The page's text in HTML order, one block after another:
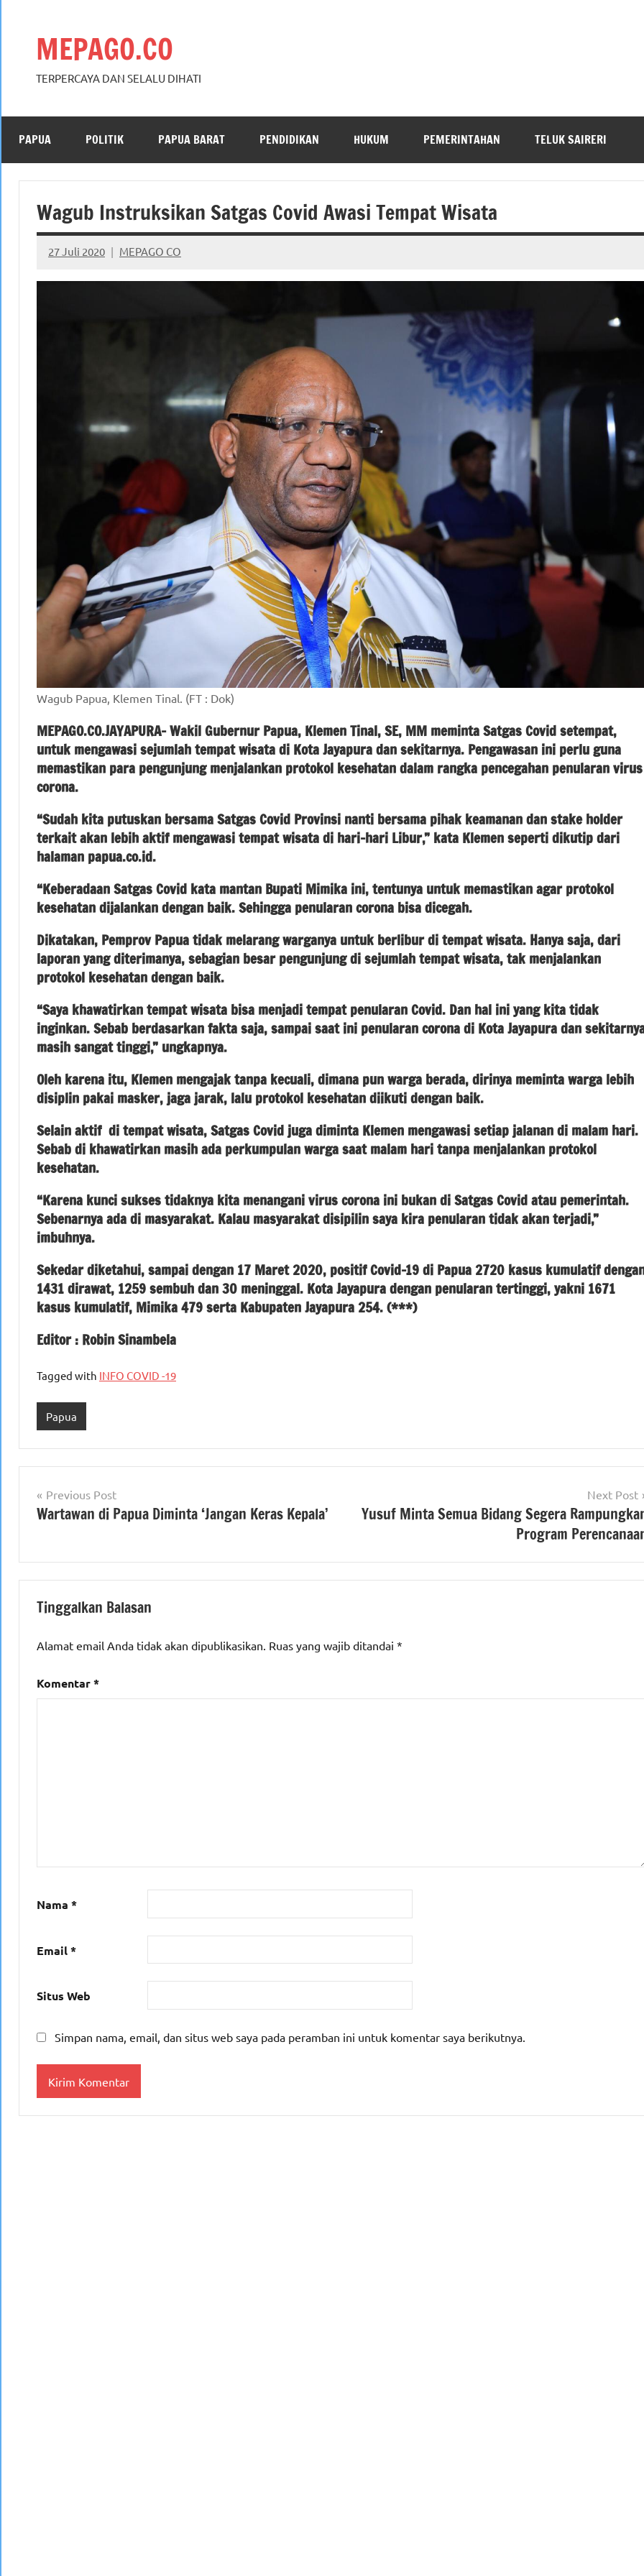
MEPAGO.CO
TERPERCAYA DAN SELALU DIHATI
PAPUA POLITIK PAPUA BARAT PENDIDIKAN HUKUM PEMERINTAHAN TELUK SAIRERI
Wagub Instruksikan Satgas Covid Awasi Tempat Wisata
27 Juli 2020 MEPAGO CO
No
comments
Wagub Papua, Klemen Tinal. (FT : Dok)
MEPAGO.CO.JAYAPURA- Wakil Gubernur Papua, Klemen Tinal, SE, MM meminta Satgas Covid setempat,
untuk mengawasi sejumlah tempat wisata di Kota Jayapura dan sekitarnya. Pengawasan ini perlu guna
memastikan para pengunjung menjalankan protokol kesehatan dalam rangka pencegahan penularan virus
corona.
“Sudah kita putuskan bersama Satgas Covid Provinsi nanti bersama pihak keamanan dan stake holder
terkait akan lebih aktif mengawasi tempat wisata di hari-hari Libur,” kata Klemen seperti dikutip dari
halaman papua.co.id.
“Keberadaan Satgas Covid kata mantan Bupati Mimika ini, tentunya untuk memastikan agar protokol
kesehatan dijalankan dengan baik. Sehingga penularan corona bisa dicegah.
Dikatakan, Pemprov Papua tidak melarang warganya untuk berlibur di tempat wisata. Hanya saja, dari
laporan yang diterimanya, sebagian besar pengunjung di sejumlah tempat wisata, tak menjalankan
protokol kesehatan dengan baik.
“Saya khawatirkan tempat wisata bisa menjadi tempat penularan Covid. Dan hal ini yang kita tidak
inginkan. Sebab berdasarkan fakta saja, sampai saat ini penularan corona di Kota Jayapura dan
masih sangat tinggi,” ungkapnya.
Oleh karena itu, Klemen mengajak tanpa kecuali, dimana pun warga berada, dirinya meminta warga lebih
disiplin pakai masker, jaga jarak, lalu protokol kesehatan diikuti dengan baik.
Selain aktif di tempat wisata, Satgas Covid juga diminta Klemen mengawasi setiap jalanan di malam hari.
Sebab di khawatirkan masih ada perkumpulan warga saat malam hari tanpa menjalankan protokol
kesehatan.
“Karena kunci sukses tidaknya kita menangani virus corona ini bukan di Satgas Covid atau pemerintah.
Sebenarnya ada di masyarakat. Kalau masyarakat disipilin saya kira penularan tidak akan terjadi,”
imbuhnya.
Sekedar diketahui, sampai dengan 17 Maret 2020, positif Covid-19 di Papua 2720 kasus kumulatif
1431 dirawat, 1259 sembuh dan 30 meninggal. Kota Jayapura dengan penularan tertinggi, yakni 1671
kasus kumulatif, Mimika 479 serta Kabupaten Jayapura 254. (***)
Editor : Robin Sinambela
Tagged with INFO COVID -19
Papua
Navigasi
pos
Previous Post
Wartawan di Papua Diminta ‘Jangan Keras Kepala’
Next Post
Yusuf Minta Semua Bidang Segera
Program
Tinggalkan Balasan
Alamat email Anda tidak akan dipublikasikan. Ruas yang wajib ditandai *
Komentar*
Nama *
Email*
Situs Web
Simpan nama, email, dan situs web saya pada peramban ini untuk komentar saya berikutnya.